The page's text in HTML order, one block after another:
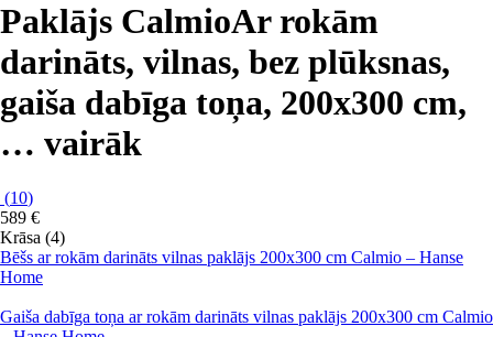
Paklājs CalmioAr rokām
darināts, vilnas, bez plūksnas,
gaiša dabīga toņa, 200x300 cm,
… vairāk
(10)
589 €
Krāsa (4)
Bēšs ar rokām darināts vilnas paklājs 200x300 cm Calmio – Hanse
Home
Gaiša dabīga toņa ar rokām darināts vilnas paklājs 200x300 cm Calmio